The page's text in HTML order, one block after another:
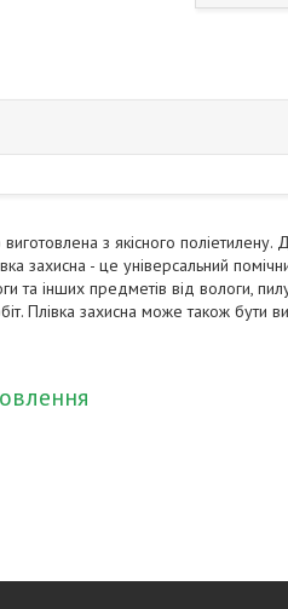
виготовлена з якісного
захисна - це універсальний
та інших предметів від вологи,
Плівка захисна може також бути